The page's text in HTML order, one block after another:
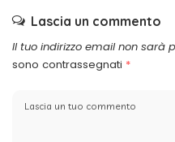
Lascia un commento
Il tuo indirizzo email non sarà
sono contrassegnati *